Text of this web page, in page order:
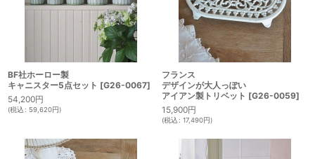
BF社ホーロー製
キャニスター5点セット [G26-0067]
54,200円
(税込: 59,620円)
フランス
デザインが大人っぽい
アイアン製トリベット [G26-0059]
15,900円
(税込: 17,490円)